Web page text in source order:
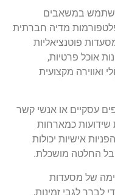
השתמש במשאבים
מדיה חברתית
פוטנציאליות
אוכל פרטיות,
ואווירה מקצועית
עסקיים או אנשי קשר
כמארחות
אישיות יכולות
החלטה מושכלת.
של מסעדות
לברר לגבי זמינות,